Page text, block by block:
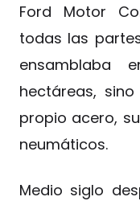
Ford Motor
todas las
ensamblaba
hectáreas,
propio acero,
neumáticos.
Medio siglo